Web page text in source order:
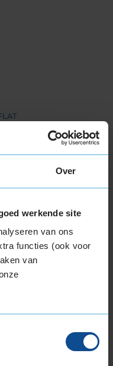
Over
werkende site
van ons
functies (ook voor
van